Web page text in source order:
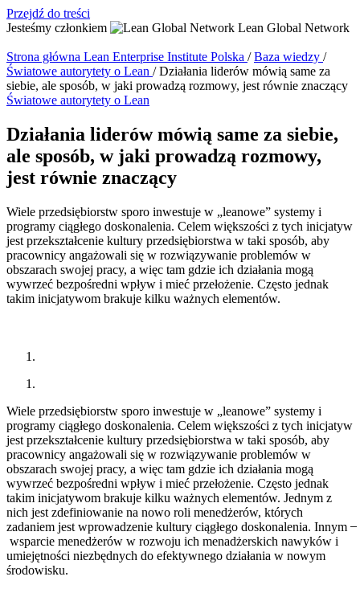
Przejdź do treści
Jesteśmy członkiem
Lean Global Network
Strona główna Lean Enterprise Institute Polska /Baza wiedzy /
Światowe autorytety o Lean /Działania liderów mówią same za
siebie, ale sposób, w jaki prowadzą rozmowy, jest równie znaczący
Światowe autorytety o Lean
Działania liderów mówią same za siebie,
ale sposób, w jaki prowadzą rozmowy,
jest równie znaczący
Wiele przedsiębiorstw sporo inwestuje w „leanowe” systemy i
programy ciągłego doskonalenia. Celem większości z tych inicjatyw
jest przekształcenie kultury przedsiębiorstwa w taki sposób, aby
pracownicy angażowali się w rozwiązywanie problemów w
obszarach swojej pracy, a więc tam gdzie ich działania mogą
wywrzeć bezpośredni wpływ i mieć przełożenie. Często jednak
takim inicjatywom brakuje kilku ważnych elementów.
Wiele przedsiębiorstw sporo inwestuje w „leanowe” systemy i
programy ciągłego doskonalenia. Celem większości z tych inicjatyw
jest przekształcenie kultury przedsiębiorstwa w taki sposób, aby
pracownicy angażowali się w rozwiązywanie problemów w
obszarach swojej pracy, a więc tam gdzie ich działania mogą
wywrzeć bezpośredni wpływ i mieć przełożenie. Często jednak
takim inicjatywom brakuje kilku ważnych elementów. Jednym z
nich jest zdefiniowanie na nowo roli menedżerów, których
zadaniem jest wprowadzenie kultury ciągłego doskonalenia. Innym ̶
wsparcie menedżerów w rozwoju ich menadżerskich nawyków i
umiejętności niezbędnych do efektywnego działania w nowym
środowisku.